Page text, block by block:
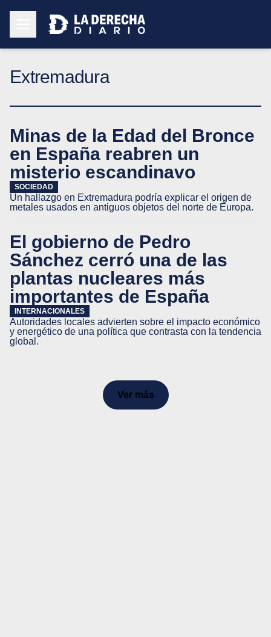
Extremadura
Minas de la Edad del Bronce
en España reabren un
misterio escandinavo
SOCIEDAD
Un hallazgo en Extremadura podría explicar el origen de
metales usados en antiguos objetos del norte de Europa.
El gobierno de Pedro
Sánchez cerró una de las
plantas nucleares más
importantes de España
INTERNACIONALES
Autoridades locales advierten sobre el impacto económico
y energético de una política que contrasta con la tendencia
global.
Ver más